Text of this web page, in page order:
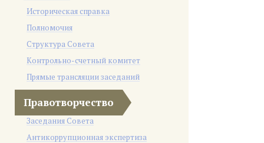
Историческая справка
Полномочия
Структура Совета
Контрольно-счетный комитет
Прямые трансляции заседаний
Правотворчество
Заседания Совета
Антикоррупционная экспертиза